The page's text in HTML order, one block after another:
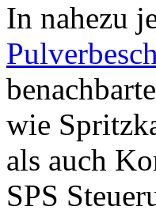
In nahezu
wie
als auch
SPS